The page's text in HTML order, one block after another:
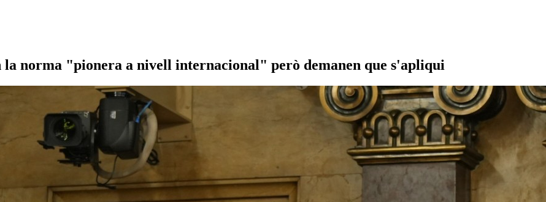
norma "pionera a nivell internacional" però demanen que s'apliqui